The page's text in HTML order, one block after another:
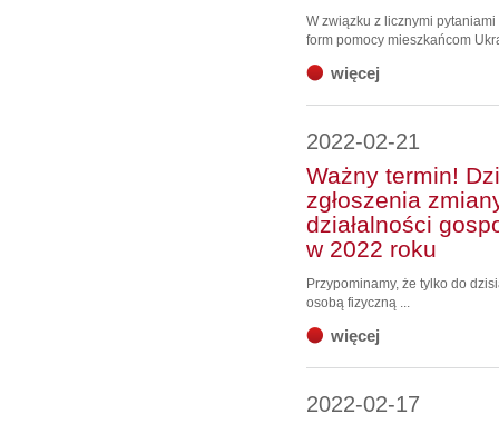
W związku z licznymi
form pomocy mieszkańcom
więcej
2022-02-21
Ważny termin!
zgłoszenia
działalności
w 2022 roku
Przypominamy, że tylko do
osobą fizyczną ...
więcej
2022-02-17